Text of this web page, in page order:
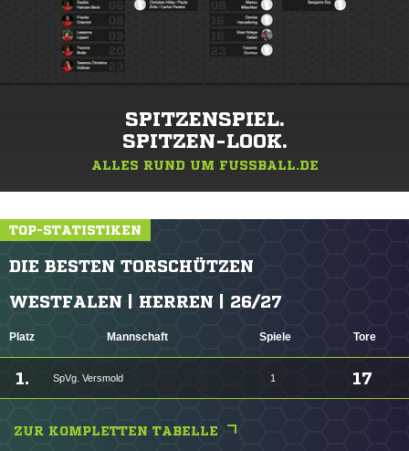
SPITZENSPIEL.
SPITZEN-LOOK.
ALLES RUND UM FUSSBALL.DE
TOP-STATISTIKEN
DIE BESTEN TORSCHÜTZEN
WESTFALEN | HERREN | 26/27
Platz Mannschaft Spiele Tore
1. SpVg. Versmold 1 17
ZUR KOMPLETTEN TABELLE